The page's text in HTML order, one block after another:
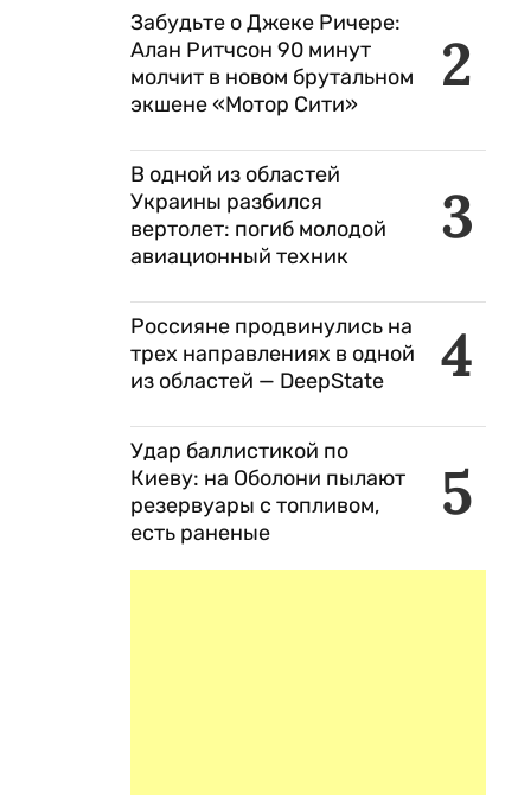
2
Забудьте о Джеке Ричере:
Алан Ритчсон 90 минут
молчит в новом брутальном
экшене «Мотор Сити»
3
В одной из областей
Украины разбился
вертолет: погиб молодой
авиационный техник
4
Россияне продвинулись на
трех направлениях в одной
из областей — DeepState
5
Удар баллистикой по
Киеву: на Оболони пылают
резервуары с топливом,
есть раненые